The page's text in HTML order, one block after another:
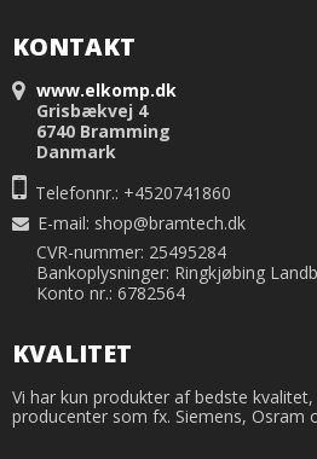
KONTAKT
www.elkomp.dk
Grisbækvej 4
6740 Bramming
Danmark
Telefonnr.: +4520741860
E-mail: shop@bramtech.dk
CVR-nummer: 25495284
Bankoplysninger: Ringkjøbing
Konto nr.: 6782564
KVALITET
Vi har kun produkter af bedste
producenter som fx. Siemens, Osram